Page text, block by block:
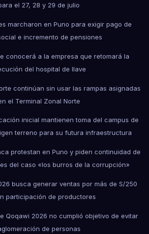
el 27, 28 y 29 de julio
marcharon en Puno para exigir pago de
e incremento de pensiones
conocerá a la empresa que retomará la
del hospital de Ilave
continúan sin usar las rampas asignadas
el Terminal Zonal Norte
inicial mantienen toma del campus de
terreno para su futura infraestructura
protestan en Puno y piden continuidad de
del caso «los burros de la corrupción»
busca generar ventas por más de S/250
participación de productores
Qoqawi 2026 no cumplió objetivo de evitar
de personas